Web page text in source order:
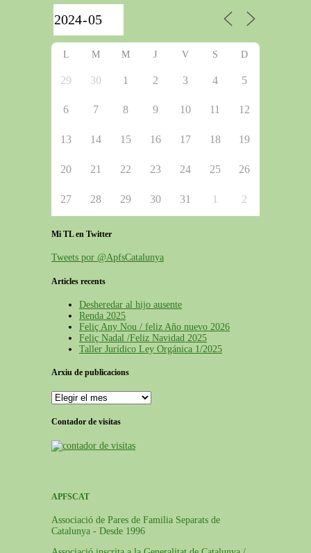
L M M J V S D
29 30 1 2 3 4 5
6 7 8 9 10 11 12
13 14 15 16 17 18 19
20 21 22 23 24 25 26
27 28 29 30 31 1 2
Mi TL en Twitter
Tweets por @ApfsCatalunya
Articles recents
Desheredar al hijo ausente
Renda 2025
Feliç Any Nou / feliz Año nuevo 2026
Feliç Nadal /Feliz Navidad 2025
Taller Jurídico Ley Orgánica 1/2025
Arxiu de publicacions
Contador de visitas
APFSCAT
Associació de Pares de Familia Separats de
Catalunya - Desde 1996